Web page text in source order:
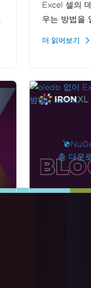
Excel 셀의
우는 방법을
더 읽어보기
총 다운